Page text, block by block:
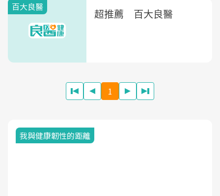
百大良醫 超推薦 百大良醫
1
我與健康韌性的距離